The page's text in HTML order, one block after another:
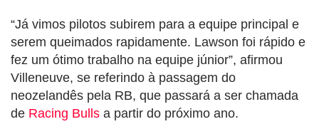
“Já vimos pilotos subirem para a equipe principal e
serem queimados rapidamente. Lawson foi rápido e
fez um ótimo trabalho na equipe júnior”, afirmou
Villeneuve, se referindo à passagem do
neozelandês pela RB, que passará a ser chamada
de Racing Bulls a partir do próximo ano.